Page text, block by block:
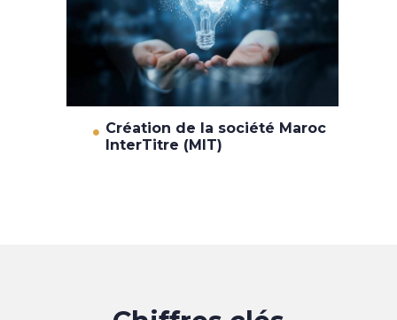
Création de la société Maroc
InterTitre (MIT)